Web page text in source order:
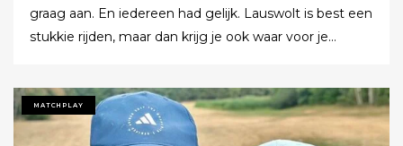
graag aan. En iedereen had gelijk. Lauswolt is best een
stukkie rijden, maar dan krijg je ook waar voor je
Tot ik uiteindelijk aankondigde dat ik het nu echt niet
meer ging zeggen.
MATCHPLAY